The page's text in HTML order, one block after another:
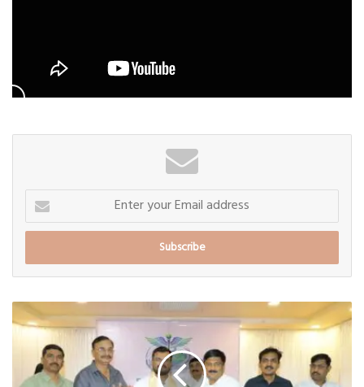
Enter
your
Email
बारामतीत
होमिओपॅथी
डॉक्टर
असोसिएशनच्या
अध्यक्षपदी